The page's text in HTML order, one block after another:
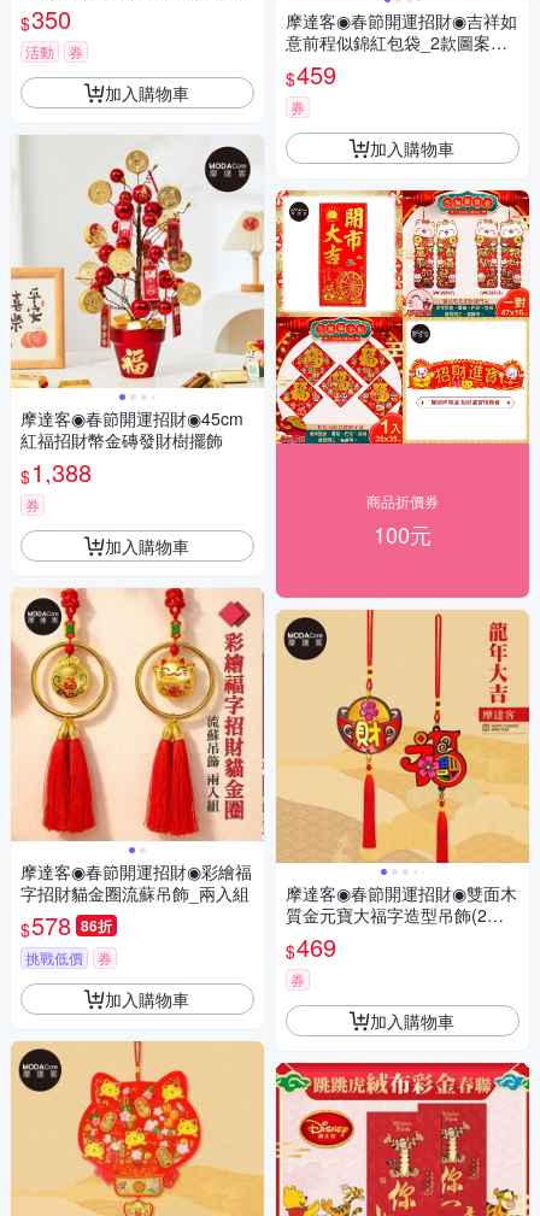
$350
活動 券
加入購物車
摩達客◉春節開運招財◉45cm
紅福招財幣金磚發財樹擺飾
$1,388
券
加入購物車
摩達客◉春節開運招財◉彩繪福
字招財貓金圈流蘇吊飾_兩入組
$578 86折
挑戰低價 券
加入購物車
摩達客◉春節開運招財◉吉祥如
意前程似錦紅包袋_2款圖案共1
2入組
$459
券
加入購物車
商品折價券
100元
摩達客◉春節開運招財◉雙面木
質金元寶大福字造型吊飾(2入
一對)
$469
券
加入購物車